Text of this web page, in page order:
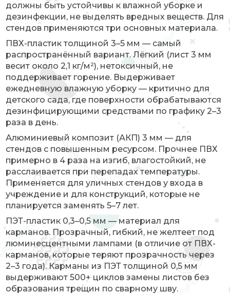
должны быть устойчивы к влажной уборке и
дезинфекции, не выделять вредных веществ. Для
стендов применяются три основных материала.
ПВХ-пластик толщиной 3–5 мм — самый
распространённый вариант. Лёгкий (лист 3 мм
весит около 2,1 кг/м²), нетоксичный, не
поддерживает горение. Выдерживает
ежедневную влажную уборку — критично для
детского сада, где поверхности обрабатываются
дезинфицирующими средствами по графику 2–3
раза в день.
Алюминиевый композит (АКП) 3 мм — для
стендов с повышенным ресурсом. Прочнее ПВХ
примерно в 4 раза на изгиб, влагостойкий, не
расслаивается при перепадах температуры.
Применяется для уличных стендов у входа в
учреждение и для конструкций, которые не
планируется заменять 5–7 лет.
ПЭТ-пластик 0,3–0,5 мм — материал для
карманов. Прозрачный, гибкий, не желтеет под
люминесцентными лампами (в отличие от ПВХ-
карманов, которые теряют прозрачность через
2–3 года). Карманы из ПЭТ толщиной 0,5 мм
выдерживают 500+ циклов замены листов без
образования трещин по сварному шву.